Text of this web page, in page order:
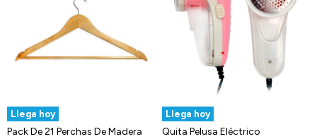
Llega hoy
Pack De 21 Perchas De Madera
Llega hoy
Quita Pelusa Eléctrico